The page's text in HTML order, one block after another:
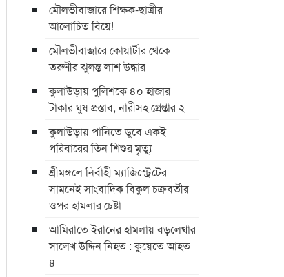
মৌলভীবাজারে শিক্ষক-ছাত্রীর
আলোচিত বিয়ে!
মৌলভীবাজারে কোয়ার্টার থেকে
তরুণীর ঝুলন্ত লাশ উদ্ধার
কুলাউড়ায় পুলিশকে ৪০ হাজার
টাকার ঘুষ প্রস্তাব, নারীসহ গ্রেপ্তার ২
কুলাউড়ায় পানিতে ডুবে একই
পরিবারের তিন শিশুর মৃত্যু
শ্রীমঙ্গলে নির্বাহী ম্যাজিস্ট্রেটের
সামনেই সাংবাদিক বিকুল চক্রবর্তীর
ওপর হামলার চেষ্টা
আমিরাতে ইরানের হামলায় বড়লেখার
সালেখ উদ্দিন নিহত : কুয়েতে আহত
৪